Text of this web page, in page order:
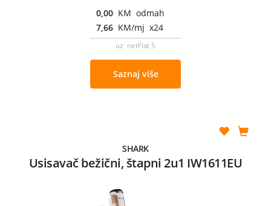
0,00 KM odmah
7,66 KM/mj x24
uz netFlat 5
Saznaj više
SHARK
Usisavač bežični, štapni 2u1 IW1611EU